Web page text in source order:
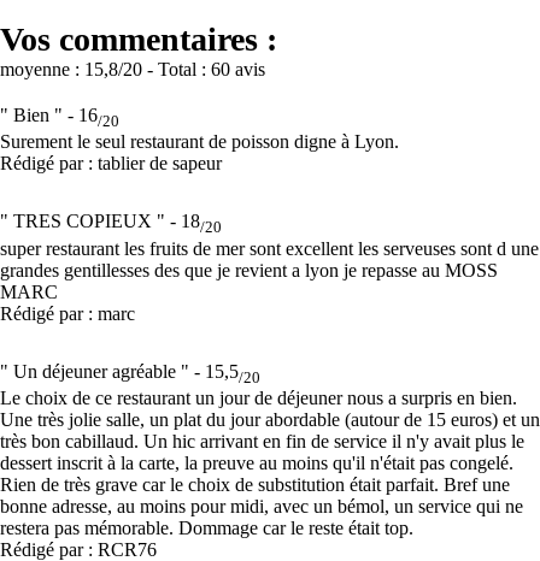
Vos commentaires :
moyenne : 15,8/20 - Total : 60 avis
" Bien " - 16/20
Surement le seul restaurant de poisson digne à Lyon.
Rédigé par : tablier de sapeur
" TRES COPIEUX " - 18/20
super restaurant les fruits de mer sont excellent les serveuses sont d une
grandes gentillesses des que je revient a lyon je repasse au MOSS
MARC
Rédigé par : marc
" Un déjeuner agréable " - 15,5/20
Le choix de ce restaurant un jour de déjeuner nous a surpris en bien.
Une très jolie salle, un plat du jour abordable (autour de 15 euros) et un
très bon cabillaud. Un hic arrivant en fin de service il n'y avait plus le
dessert inscrit à la carte, la preuve au moins qu'il n'était pas congelé.
Rien de très grave car le choix de substitution était parfait. Bref une
bonne adresse, au moins pour midi, avec un bémol, un service qui ne
restera pas mémorable. Dommage car le reste était top.
Rédigé par : RCR76